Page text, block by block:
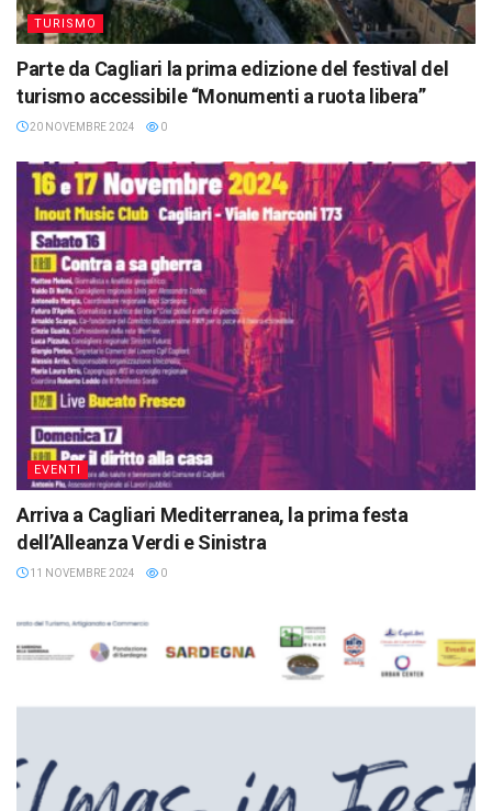
TURISMO
Parte da Cagliari la prima edizione del festival del
turismo accessibile “Monumenti a ruota libera”
20 NOVEMBRE 2024 0
EVENTI
Arriva a Cagliari Mediterranea, la prima festa
dell’Alleanza Verdi e Sinistra
11 NOVEMBRE 2024 0